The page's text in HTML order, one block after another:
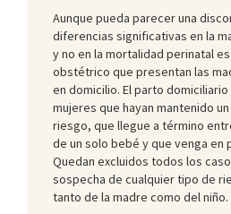
Aunque pueda parecer una
diferencias significativas en la
y no en la mortalidad perinatal
obstétrico que presentan las
en domicilio. El parto
mujeres que hayan mantenido
riesgo, que llegue a término
de un solo bebé y que venga en
Quedan excluidos todos los
sospecha de cualquier tipo de
tanto de la madre como del niño.